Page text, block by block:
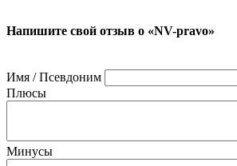
Напишите свой отзыв о «NV-pravo»
Имя / Псевдоним
Плюсы
Минусы